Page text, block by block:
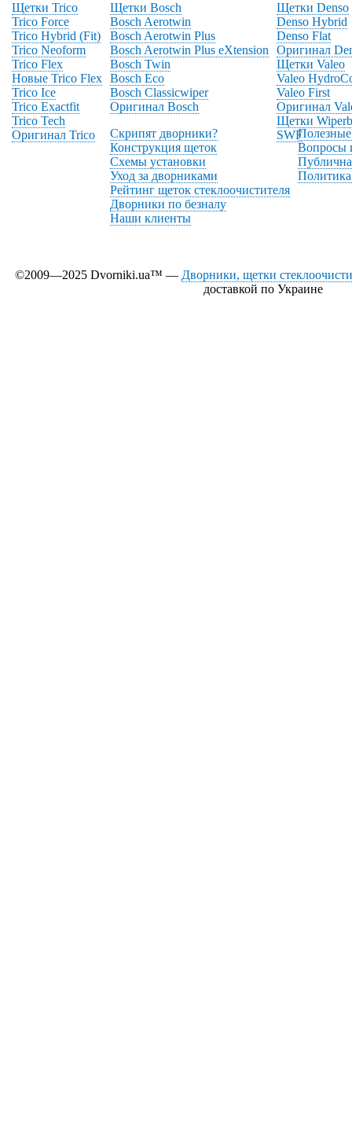
Щетки Trico
Trico Force
Trico Hybrid (Fit)
Trico Neoform
Trico Flex
Новые Trico Flex
Trico Ice
Trico Exactfit
Trico Tech
Оригинал Trico
Щетки Bosch
Bosch Aerotwin
Bosch Aerotwin Plus
Bosch Aerotwin Plus eXtension
Bosch Twin
Bosch Eco
Bosch Classicwiper
Оригинал Bosch
Щетки Denso
Denso Hybrid
Denso Flat
Оригинал
Щетки Valeo
Valeo
Valeo First
Оригинал
Щетки
SWF
Скрипят дворники?
Конструкция щеток
Схемы установки
Уход за дворниками
Рейтинг щеток стеклоочистителя
Дворники по безналу
Наши клиенты
Вопросы
©2009—2025 Dvorniki.ua™ — Дворники, щетки
доставкой по Украине